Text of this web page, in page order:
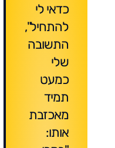
כדאי לי
להתחיל",
התשובה
שלי
כמעט
תמיד
מאכזבת
אותו: